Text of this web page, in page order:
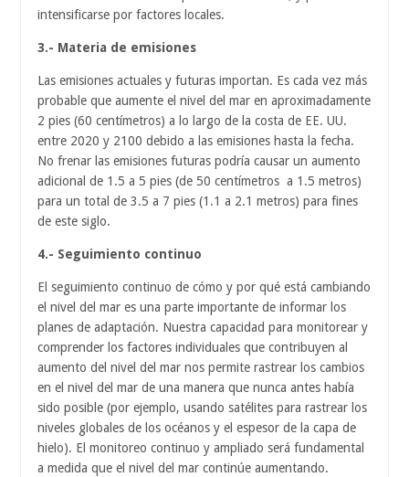
intensificarse por factores locales.
3.- Materia de emisiones
Las emisiones actuales y futuras importan. Es cada vez más
probable que aumente el nivel del mar en aproximadamente
2 pies (60 centímetros) a lo largo de la costa de EE. UU.
entre 2020 y 2100 debido a las emisiones hasta la fecha.
No frenar las emisiones futuras podría causar un aumento
adicional de 1.5 a 5 pies (de 50 centímetros a 1.5 metros)
para un total de 3.5 a 7 pies (1.1 a 2.1 metros) para fines
de este siglo.
4.- Seguimiento continuo
El seguimiento continuo de cómo y por qué está cambiando
el nivel del mar es una parte importante de informar los
planes de adaptación. Nuestra capacidad para monitorear y
comprender los factores individuales que contribuyen al
aumento del nivel del mar nos permite rastrear los cambios
en el nivel del mar de una manera que nunca antes había
sido posible (por ejemplo, usando satélites para rastrear los
niveles globales de los océanos y el espesor de la capa de
hielo). El monitoreo continuo y ampliado será fundamental
a medida que el nivel del mar continúe aumentando.